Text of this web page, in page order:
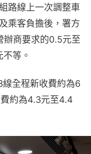
路線上一次調整車
乘客負擔後，署方
辦商要求的0.5元至
等。
全程新收費約為6
約為4.3元至4.4